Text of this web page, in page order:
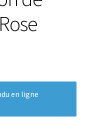
en ligne